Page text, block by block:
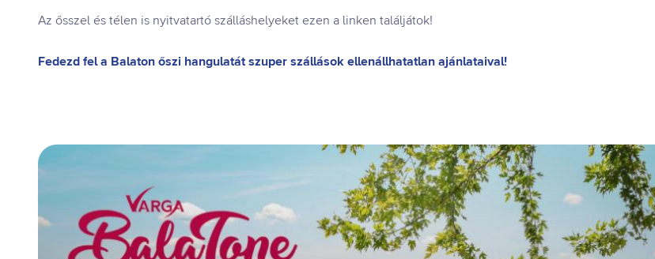
Az ősszel és télen is nyitvatartó szálláshelyeket ezen a linken találjátok!
Fedezd fel a Balaton őszi hangulatát szuper szállások ellenállhatatlan ajánlataival!